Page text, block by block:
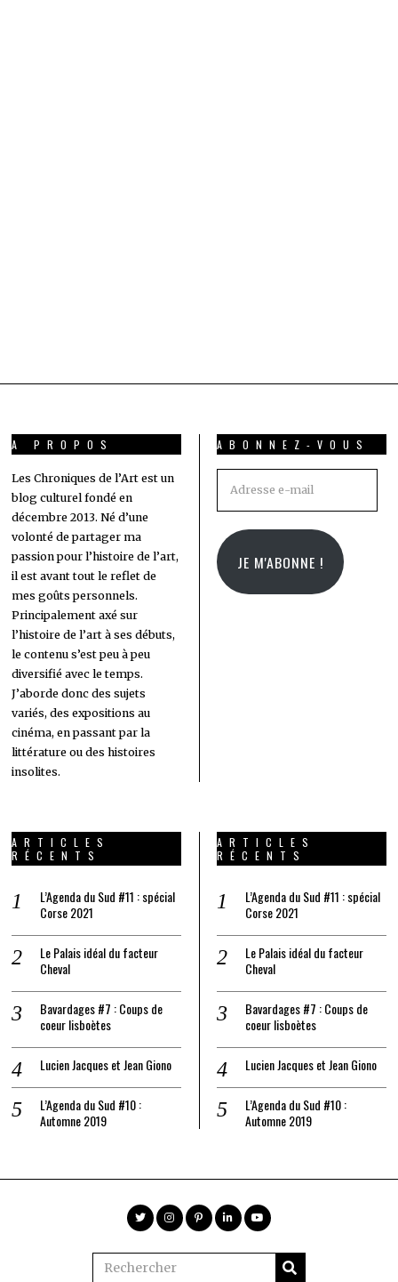
A PROPOS
Les Chroniques de l’Art est un
blog culturel fondé en
décembre 2013. Né d’une
volonté de partager ma
passion pour l’histoire de l’art,
il est avant tout le reflet de
mes goûts personnels.
Principalement axé sur
l’histoire de l’art à ses débuts,
le contenu s’est peu à peu
diversifié avec le temps.
J’aborde donc des sujets
variés, des expositions au
cinéma, en passant par la
littérature ou des histoires
insolites.
ABONNEZ-VOUS
JE M'ABONNE !
ARTICLES
RÉCENTS
L’Agenda du Sud #11 : spécial
Corse 2021
Le Palais idéal du facteur
Cheval
Bavardages #7 : Coups de
coeur lisboètes
Lucien Jacques et Jean Giono
L’Agenda du Sud #10 :
Automne 2019
ARTICLES
RÉCENTS
L’Agenda du Sud #11 : spécial
Corse 2021
Le Palais idéal du facteur
Cheval
Bavardages #7 : Coups de
coeur lisboètes
Lucien Jacques et Jean Giono
L’Agenda du Sud #10 :
Automne 2019